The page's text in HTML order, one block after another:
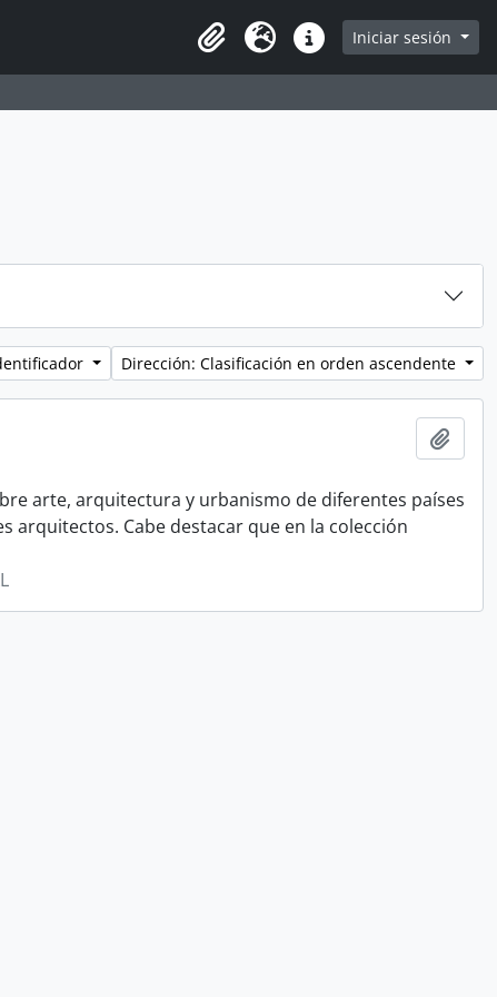
Portapapeles
Idioma Enlaces rápidos
Iniciar sesión
Dirección: Clasificación en orden ascendente
arte, arquitectura y urbanismo de diferentes países
arquitectos. Cabe destacar que en la colección